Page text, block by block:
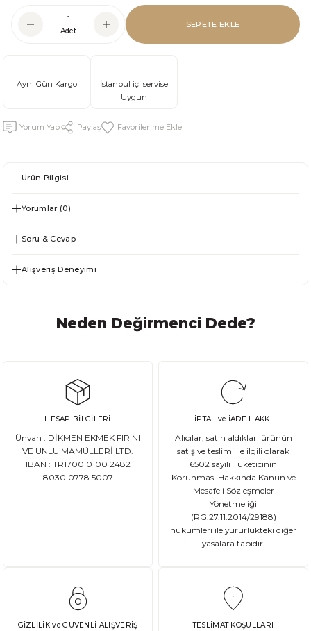
Adet
SEPETE EKLE
Aynı Gün Kargo
İstanbul içi servise
Uygun
Yorum Yap Paylaş
Ürün Bilgisi
Yorumlar (0)
Soru & Cevap
Alışveriş Deneyimi
Neden Değirmenci Dede?
HESAP BİLGİLERİ
Ünvan : DİKMEN EKMEK FIRINI
VE UNLU MAMÜLLERİ LTD.
IBAN : TR1700 0100 2482
8030 0778 5007
İPTAL ve İADE HAKKI
Alıcılar, satın aldıkları ürünün
satış ve teslimi ile ilgili olarak
6502 sayılı Tüketicinin
Korunması Hakkında Kanun ve
Mesafeli Sözleşmeler
Yönetmeliği
(RG:27.11.2014/29188)
hükümleri ile yürürlükteki diğer
yasalara tabidir.
GİZLİLİK ve GÜVENLİ ALIŞVERİŞ TESLİMAT KOŞULLARI